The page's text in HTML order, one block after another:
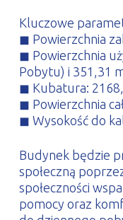
Kluczowe
◼ Powierzchnia
◼ Powierzchnia
Pobytu) i 351,31
◼ Kubatura:
◼ Powierzchnia
◼ Wysokość do
Budynek będzie
społeczną
społeczności
pomocy oraz